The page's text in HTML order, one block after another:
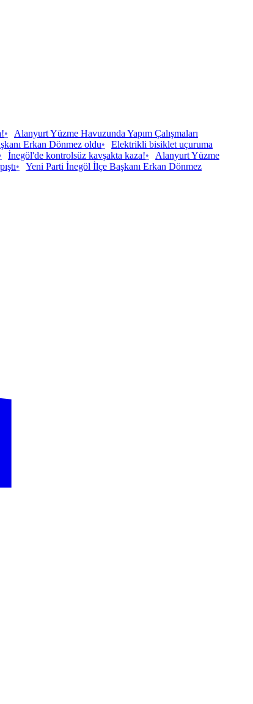
•
Alanyurt Yüzme Havuzunda Yapım Çalışmaları
Erkan Dönmez oldu•
Elektrikli bisiklet uçuruma
İnegöl'de kontrolsüz kavşakta kaza!•
Alanyurt Yüzme
•
Yeni Parti İnegöl İlçe Başkanı Erkan Dönmez